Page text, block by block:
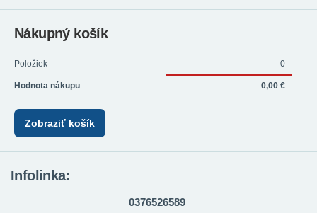
Nákupný košík
Položiek 0
Hodnota nákupu 0,00 €
Zobraziť košík
Infolinka:
0376526589